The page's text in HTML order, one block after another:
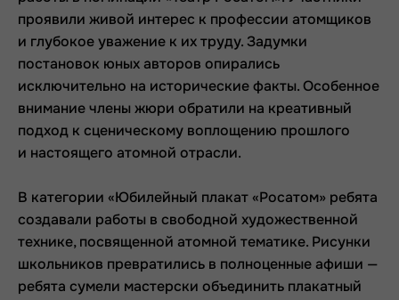
проявили живой интерес к профессии атомщиков
и глубокое уважение к их труду. Задумки
постановок юных авторов опирались
исключительно на исторические факты. Особенное
внимание члены жюри обратили на креативный
подход к сценическому воплощению прошлого
и настоящего атомной отрасли.
В категории «Юбилейный плакат «Росатом» ребята
создавали работы в свободной художественной
технике, посвященной атомной тематике. Рисунки
школьников превратились в полноценные афиши —
ребята сумели мастерски объединить плакатный